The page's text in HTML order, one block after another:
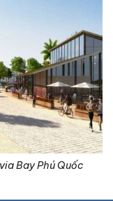
Bay Phú Quốc